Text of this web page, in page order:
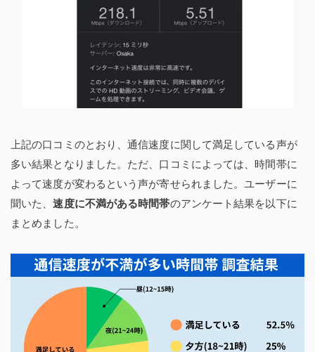
上記の口コミのとおり、通信速度に関して満足している声が
多い結果となりました。ただ、口コミによっては、時間帯に
よって速度が変わるという声が寄せられました。ユーザーに
聞いた、速度に不満がある時間帯のアンケート結果を以下に
まとめました。